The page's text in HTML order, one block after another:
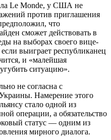
Le Monde, у США не
против приглашения
что
сможет действовать в
на выборах своего вице-
выиграет республиканец
и «малейшая
ситуацию».
не согласна с
Намерение этого
стало одной из
операции, а обязательство
статус — одним из
мирного диалога.